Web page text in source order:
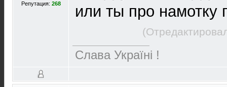
Репутация: 268 или ты про намотку
Слава Україні !